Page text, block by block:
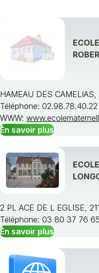
Afficher toutes les
Choisissez une région
HAMEAU DES
Téléphone: 02.98.78.40.22
WWW:
En savoir plus
2 PL ACE DE L EGLISE,
Téléphone: 03 80 37 76 65
En savoir plus